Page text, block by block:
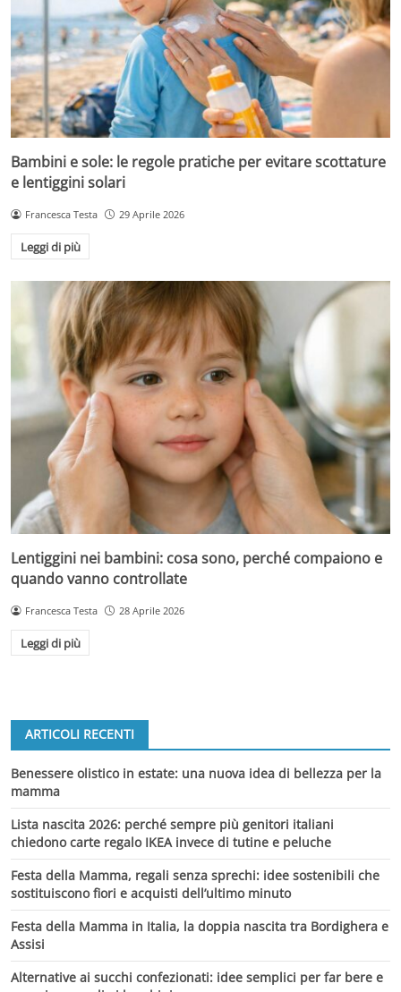
Bambini e sole: le regole pratiche per evitare scottature
e lentiggini solari
Francesca Testa 29 Aprile 2026
Leggi di più
Lentiggini nei bambini: cosa sono, perché compaiono e
quando vanno controllate
Francesca Testa 28 Aprile 2026
Leggi di più
ARTICOLI RECENTI
Benessere olistico in estate: una nuova idea di bellezza per la
mamma
Lista nascita 2026: perché sempre più genitori italiani
chiedono carte regalo IKEA invece di tutine e peluche
Festa della Mamma, regali senza sprechi: idee sostenibili che
sostituiscono fiori e acquisti dell’ultimo minuto
Festa della Mamma in Italia, la doppia nascita tra Bordighera e
Assisi
Alternative ai succhi confezionati: idee semplici per far bere e